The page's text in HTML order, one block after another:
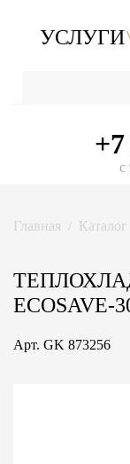
УСЛУГИ
с
Главная Каталог
ECOSAVE-
Арт. GK 873256